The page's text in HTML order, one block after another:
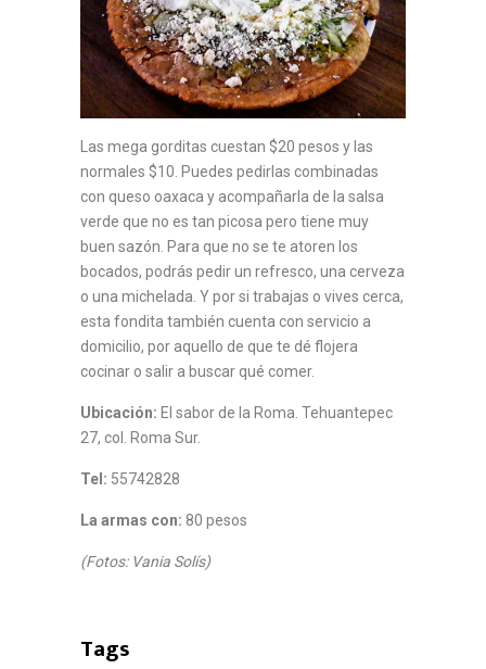
Las mega gorditas cuestan $20 pesos y las
normales $10. Puedes pedirlas combinadas
con queso oaxaca y acompañarla de la salsa
verde que no es tan picosa pero tiene muy
buen sazón. Para que no se te atoren los
bocados, podrás pedir un refresco, una cerveza
o una michelada. Y por si trabajas o vives cerca,
esta fondita también cuenta con servicio a
domicilio, por aquello de que te dé flojera
cocinar o salir a buscar qué comer.
Ubicación: El sabor de la Roma. Tehuantepec
27, col. Roma Sur.
Tel: 55742828
La armas con: 80 pesos
(Fotos: Vania Solís)
Tags